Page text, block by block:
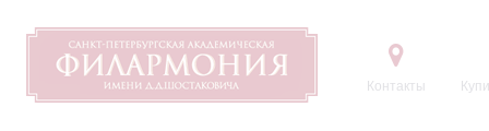
Контакты